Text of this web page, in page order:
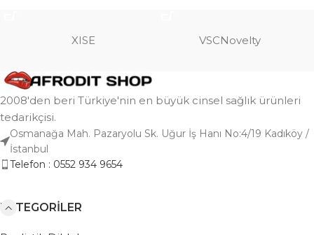
XISE VSCNovelty
2008'den beri Türkiye'nin en büyük cinsel sağlık ürünleri
tedarikçisi.
Osmanağa Mah. Pazaryolu Sk. Uğur İş Hanı No:4/19 Kadıköy /
İstanbul
Telefon : 0552 934 9654
KATEGORILER